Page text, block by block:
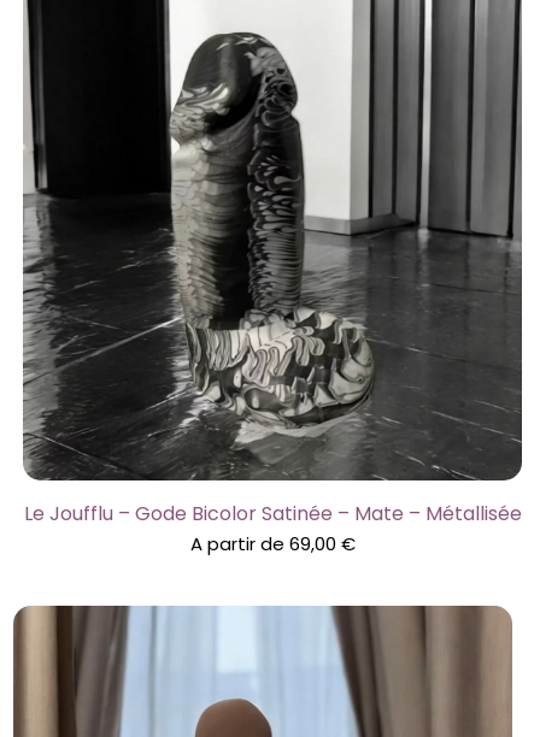
Le Joufflu – Gode Bicolor Satinée – Mate – Métallisée
A partir de 69,00 €